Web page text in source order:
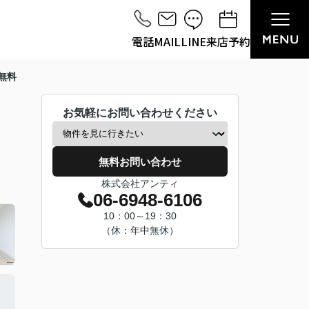
電話MAILLINE来店予約
料
お気軽にお問い合わせください
無料お問い合わせ
株式会社アンティ
06-6948-6106
10：00～19：30
（休：年中無休）